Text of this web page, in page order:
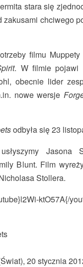
stara się
chciwego
filmu Muppety
. W filmie pojawi
obecnie lider
nowe wersje
odbyła się 23
Jasona
Blunt. Film
Stollera.
ktO57A{/
20 stycznia